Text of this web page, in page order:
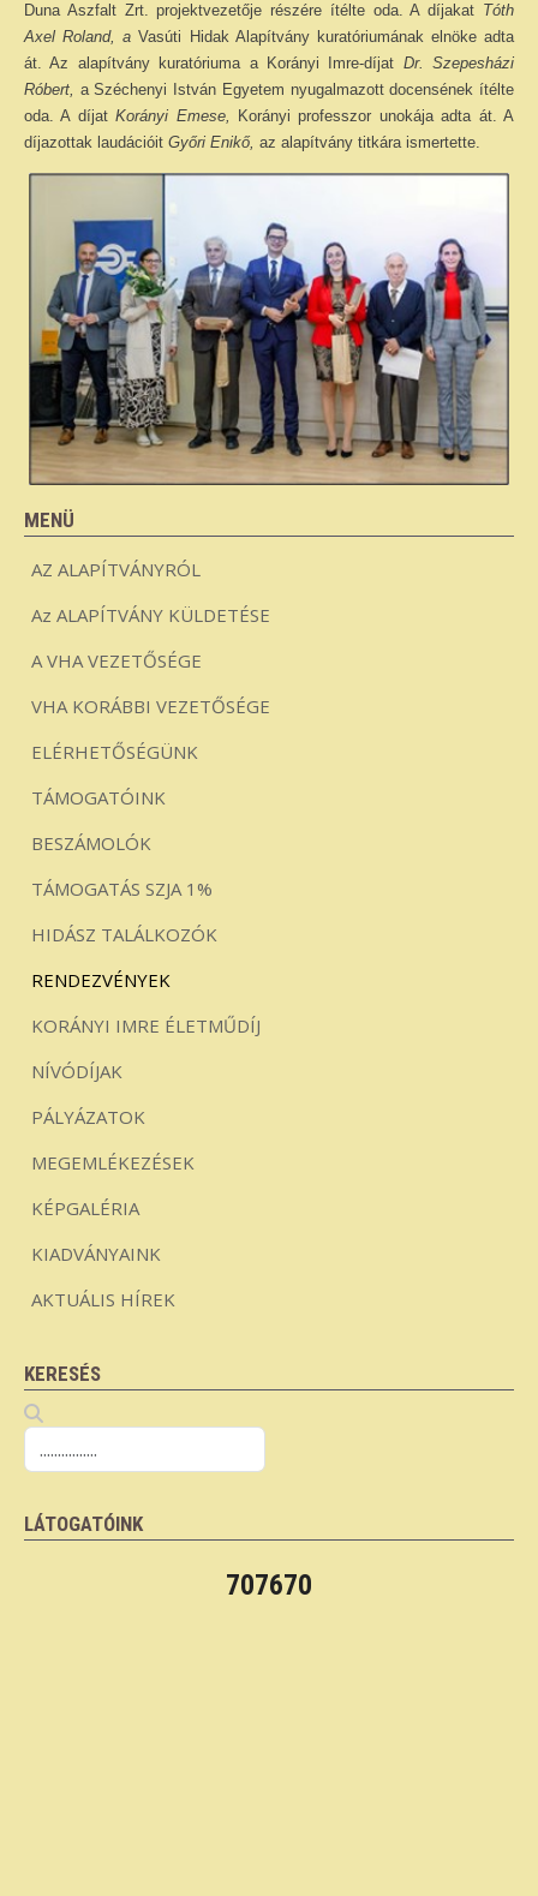
Duna Aszfalt Zrt. projektvezetője részére ítélte oda. A díjakat Tóth
Axel Roland, aVasúti Hidak Alapítvány kuratóriumának elnöke adta
át. Az alapítvány kuratóriuma a Korányi Imre-díjat Dr. Szepesházi
Róbert, a Széchenyi István Egyetem nyugalmazott docensének ítélte
oda. A díjatKorányi Emese,
Korányi professzor unokája adta át. A
díjazottak laudációit Győri Enikő, az alapítvány titkára ismertette.
MENÜ
AZ ALAPÍTVÁNYRÓL
Az ALAPÍTVÁNY KÜLDETÉSE
A VHA VEZETŐSÉGE
VHA KORÁBBI VEZETŐSÉGE
ELÉRHETŐSÉGÜNK
TÁMOGATÓINK
BESZÁMOLÓK
TÁMOGATÁS SZJA 1%
HIDÁSZ TALÁLKOZÓK
RENDEZVÉNYEK
KORÁNYI IMRE ÉLETMŰDÍJ
NÍVÓDÍJAK
PÁLYÁZATOK
MEGEMLÉKEZÉSEK
KÉPGALÉRIA
KIADVÁNYAINK
AKTUÁLIS HÍREK
KERESÉS
LÁTOGATÓINK
707670